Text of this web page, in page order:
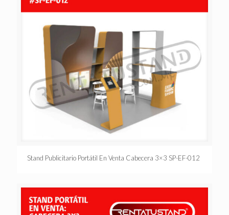
Stand Publicitario Portátil En Venta Cabecera 3×3 SP-EF-012